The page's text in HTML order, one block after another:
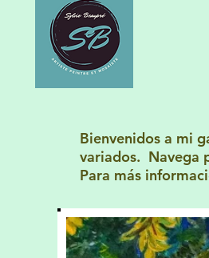
Bienvenidos a mi
variados. Navega
Para más